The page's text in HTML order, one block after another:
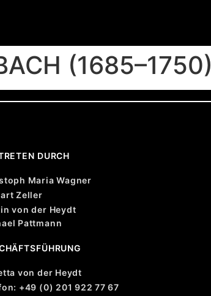
(1685–1750)
DURCH
Maria Wagner
Zeller
von der Heydt
Pattmann
von der Heydt
+49 (0) 201 922 77 67